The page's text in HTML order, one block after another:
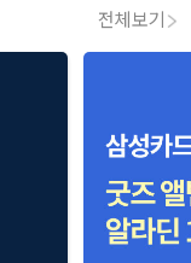
전체보기